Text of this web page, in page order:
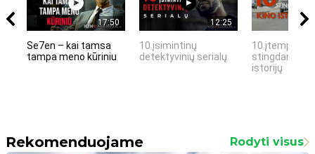
17:50
Se7en – kai tamsa
tampa meno kūriniu
12:25
10 įsimintinų
detektyvinių serialų
10 įtemptų,
stingdančių
istorijų
Rekomenduojame Rodyti visus